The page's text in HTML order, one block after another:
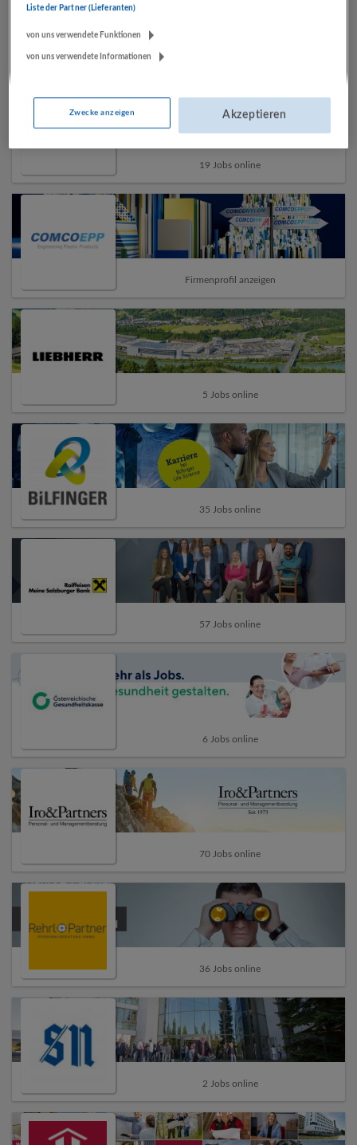
19 Jobs online
Firmenprofil anzeigen
5 Jobs online
35 Jobs online
57 Jobs online
6 Jobs online
70 Jobs online
36 Jobs online
2 Jobs online
Liste der Partner (Lieferanten)
von uns verwendete Funktionen
von uns verwendete Informationen
Zwecke anzeigen Akzeptieren